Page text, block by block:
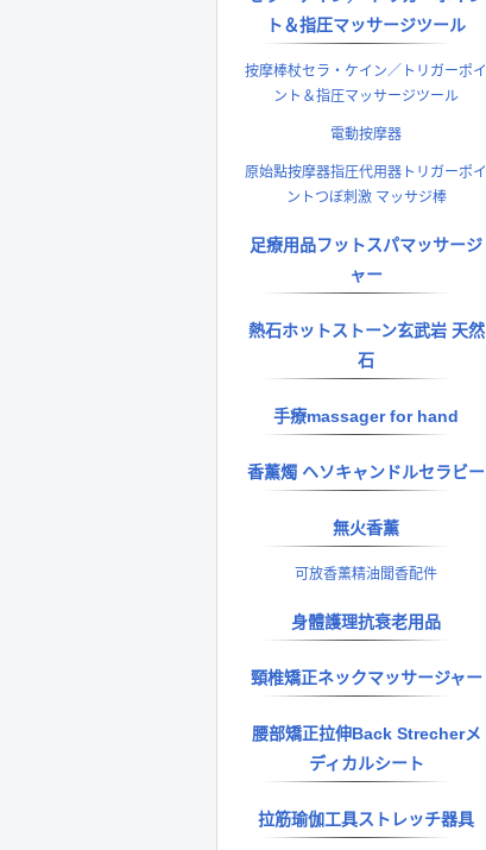
ト＆指圧マッサージツール
按摩棒杖セラ・ケイン／トリガーポイ
ント＆指圧マッサージツール
電動按摩器
原始點按摩器指圧代用器トリガーポイ
ントつぼ刺激 マッサジ棒
足療用品フットスパマッサージ
ャー
熱石ホットストーン玄武岩 天然
石
手療massager for hand
香薰燭 ヘソキャンドルセラビー
無火香薰
可放香薰精油聞香配件
身體護理抗衰老用品
頸椎矯正ネックマッサージャー
腰部矯正拉伸Back Strecherメ
ディカルシート
拉筋瑜伽工具ストレッチ器具